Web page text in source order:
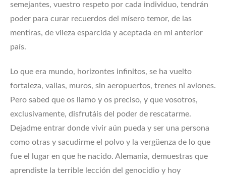
semejantes, vuestro respeto por cada individuo, tendrán
poder para curar recuerdos del mísero temor, de las
mentiras, de vileza esparcida y aceptada en mi anterior
país.
Lo que era mundo, horizontes infinitos, se ha vuelto
fortaleza, vallas, muros, sin aeropuertos, trenes ni aviones.
Pero sabed que os llamo y os preciso, y que vosotros,
exclusivamente, disfrutáis del poder de rescatarme.
Dejadme entrar donde vivir aún pueda y ser una persona
como otras y sacudirme el polvo y la vergüenza de lo que
fue el lugar en que he nacido. Alemania, demuestras que
aprendiste la terrible lección del genocidio y hoy